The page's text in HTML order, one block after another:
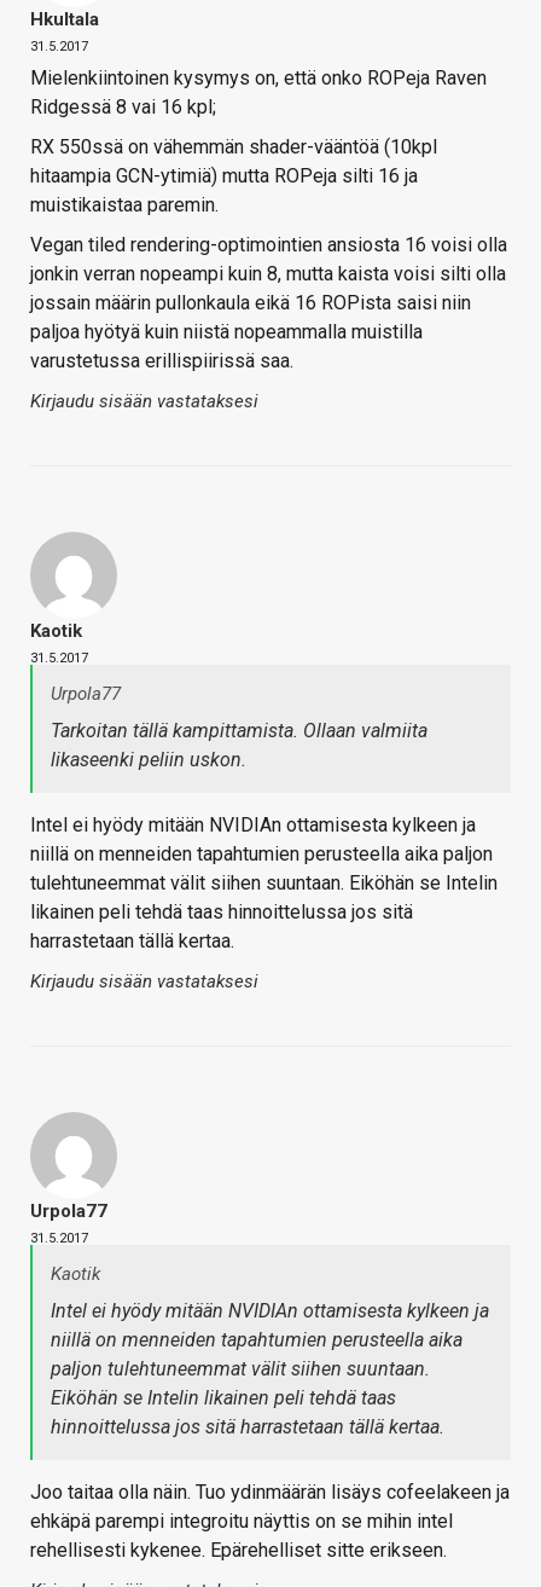
Hkultala
31.5.2017
Mielenkiintoinen kysymys on, että onko ROPeja Raven
Ridgessä 8 vai 16 kpl;
RX 550ssä on vähemmän shader-vääntöä (10kpl
hitaampia GCN-ytimiä) mutta ROPeja silti 16 ja
muistikaistaa paremin.
Vegan tiled rendering-optimointien ansiosta 16 voisi olla
jonkin verran nopeampi kuin 8, mutta kaista voisi silti olla
jossain määrin pullonkaula eikä 16 ROPista saisi niin
paljoa hyötyä kuin niistä nopeammalla muistilla
varustetussa erillispiirissä saa.
Kirjaudu sisään vastataksesi
Kaotik
31.5.2017
Urpola77
Tarkoitan tällä kampittamista. Ollaan valmiita
likaseenki peliin uskon.
Intel ei hyödy mitään NVIDIAn ottamisesta kylkeen ja
niillä on menneiden tapahtumien perusteella aika paljon
tulehtuneemmat välit siihen suuntaan. Eiköhän se Intelin
likainen peli tehdä taas hinnoittelussa jos sitä
harrastetaan tällä kertaa.
Kirjaudu sisään vastataksesi
Urpola77
31.5.2017
Kaotik
Intel ei hyödy mitään NVIDIAn ottamisesta kylkeen ja
niillä on menneiden tapahtumien perusteella aika
paljon tulehtuneemmat välit siihen suuntaan.
Eiköhän se Intelin likainen peli tehdä taas
hinnoittelussa jos sitä harrastetaan tällä kertaa.
Joo taitaa olla näin. Tuo ydinmäärän lisäys cofeelakeen ja
ehkäpä parempi integroitu näyttis on se mihin intel
rehellisesti kykenee. Epärehelliset sitte erikseen.